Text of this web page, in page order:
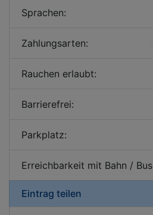
Sprachen:
Zahlungsarten:
Rauchen erlaubt:
Barrierefrei:
Parkplatz:
Erreichbarkeit mit Bahn / Bus
Eintrag teilen